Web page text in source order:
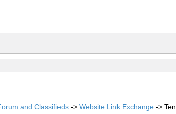
and Classifieds -> Website Link Exchange ->